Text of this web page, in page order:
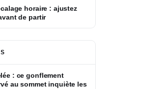
horaire : ajustez
de partir
: ce gonflement
au sommet inquiète les